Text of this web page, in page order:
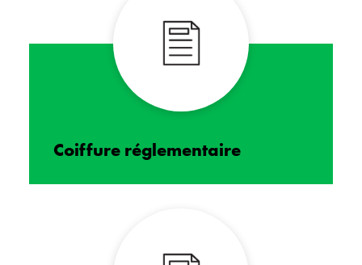
Coiffure réglementaire